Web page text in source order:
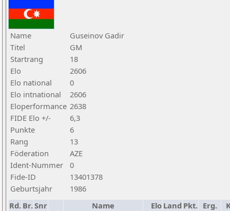
Name
Guseinov Gadir
Titel
GM
Startrang
18
Elo
2606
Elo national
0
Elo intnational
2606
Eloperformance 2638
FIDE Elo +/-
6,3
Punkte
6
Rang
13
Föderation
AZE
Ident-Nummer
0
Fide-ID
13401378
Geburtsjahr
1986
Rd. Br.Snr Name Elo Land Pkt. Erg.